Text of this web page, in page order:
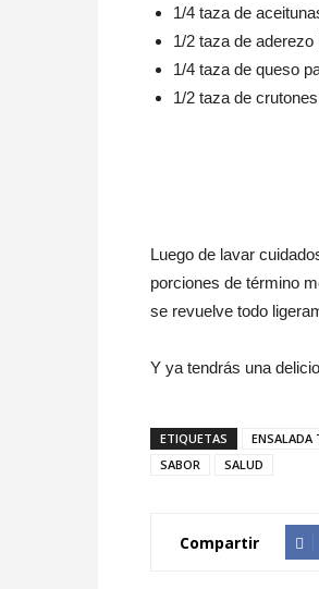
1/4 taza de
1/2 taza de
1/4 taza de queso
1/2 taza de
Luego de lavar
porciones de término
se revuelve todo
Y ya tendrás una
ETIQUETAS ENSALADA
SABOR
SALUD
Compartir